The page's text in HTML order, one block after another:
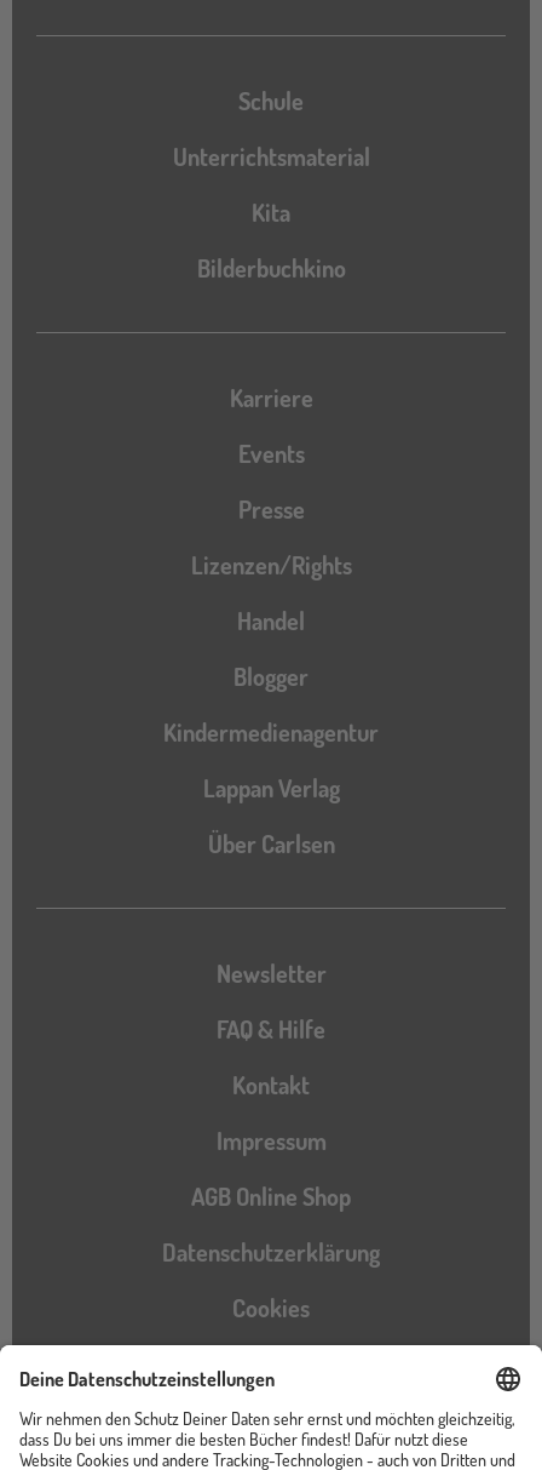
Schule
Unterrichtsmaterial
Kita
Bilderbuchkino
Karriere
Events
Presse
Lizenzen/Rights
Handel
Blogger
Kindermedienagentur
Lappan Verlag
Über Carlsen
Newsletter
FAQ & Hilfe
Kontakt
Impressum
AGB Online Shop
Datenschutzerklärung
Cookies
Barrierefreiheitserklärung